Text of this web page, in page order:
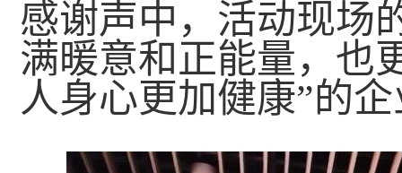
感谢声中，活动现场
满暖意和正能量，也
人身心更加健康”的